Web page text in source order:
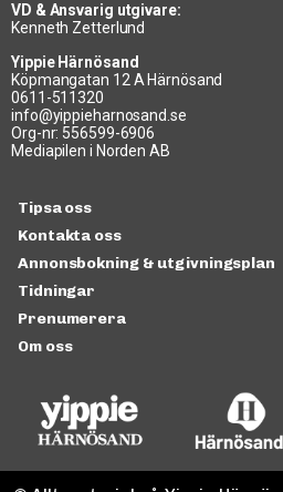
VD & Ansvarig utgivare:
Kenneth Zetterlund
Yippie Härnösand
Köpmangatan 12 A Härnösand
0611-511320
info@yippieharnosand.se
Org-nr: 556599-6906
Mediapilen i Norden AB
Tipsa oss
Kontakta oss
Annonsbokning & utgivningsplan
Tidningar
Prenumerera
Om oss